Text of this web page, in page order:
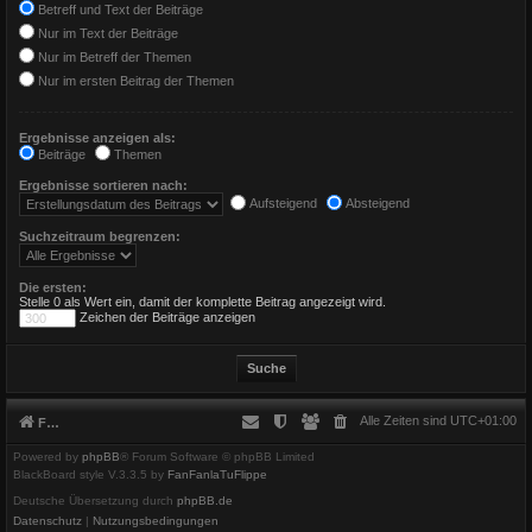
Betreff und Text der Beiträge
Nur im Text der Beiträge
Nur im Betreff der Themen
Nur im ersten Beitrag der Themen
Ergebnisse anzeigen als:
Beiträge
Themen
Ergebnisse sortieren nach:
Aufsteigend
Absteigend
Suchzeitraum begrenzen:
Die ersten:
Stelle 0 als Wert ein, damit der komplette Beitrag angezeigt wird.
Zeichen der Beiträge anzeigen
Foren-Übersicht Alle Zeiten sind UTC+01:00
Powered by phpBB® Forum Software © phpBB Limited
BlackBoard style V.3.3.5 by FanFanlaTuFlippe
Deutsche Übersetzung durch phpBB.de
Datenschutz | Nutzungsbedingungen